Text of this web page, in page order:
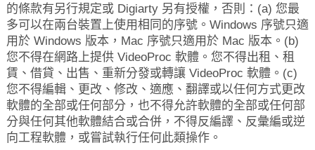
的條款有另行規定或 Digiarty 另有授權，否則：(a) 您最
多可以在兩台裝置上使用相同的序號。Windows 序號只適
用於 Windows 版本，Mac 序號只適用於 Mac 版本。(b)
您不得在網路上提供 VideoProc 軟體。您不得出租、租
賃、借貸、出售、重新分發或轉讓 VideoProc 軟體。(c)
您不得編輯、更改、修改、適應、翻譯或以任何方式更改
軟體的全部或任何部分，也不得允許軟體的全部或任何部
分與任何其他軟體結合或合併，不得反編譯、反彙編或逆
向工程軟體，或嘗試執行任何此類操作。